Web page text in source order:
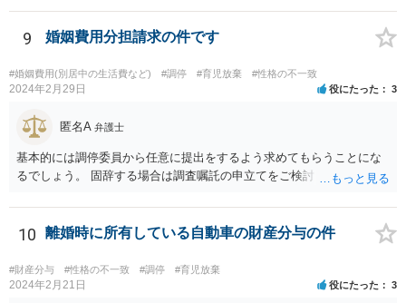
9 婚姻費用分担請求の件です
#婚姻費用(別居中の生活費など) #調停 #育児放棄 #性格の不一致
2024年2月29日 役にたった 3
匿名A 弁護士
基本的には調停委員から任意に提出をするよう求めてもらうことにな
るでしょう。 固辞する場合は調査嘱託の申立てをご検討ください。
10 離婚時に所有している自動車の財産分与の件
#財産分与 #性格の不一致 #調停 #育児放棄
2024年2月21日 役にたった 3